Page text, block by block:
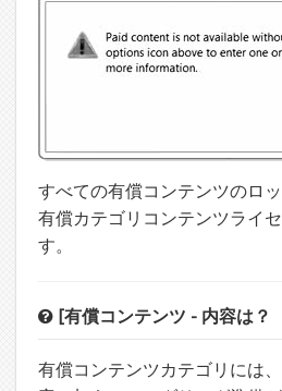
すべての有償コンテンツのロ
有償カテゴリコンテンツライ
す。
[有償コンテンツ - 内容は？
有償コンテンツカテゴリには